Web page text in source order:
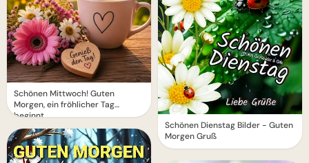
Schönen Mittwoch! Guten
Morgen, ein fröhlicher Tag
beginnt
Schönen Dienstag Bilder - Guten
Morgen Gruß